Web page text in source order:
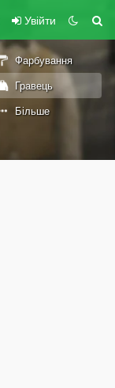
Увійти
Фарбування
Гравець
Більше